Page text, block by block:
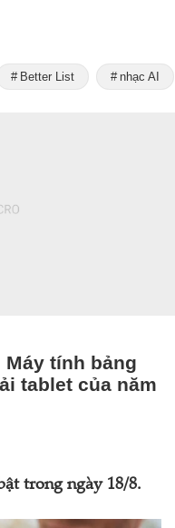
Better List nhạc AI
Máy tính bảng
tablet của năm
trong ngày 18/8.